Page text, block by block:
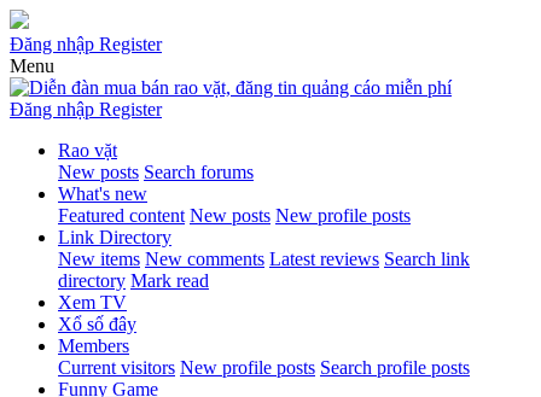
Đăng nhập Register
Menu
Đăng nhập Register
Rao vặt
New posts Search forums
What's new
Featured content New posts New profile posts
Link Directory
New items New comments Latest reviews Search link
directory Mark read
Xem TV
Xổ số đây
Members
Current visitors New profile posts Search profile posts
Funny Game